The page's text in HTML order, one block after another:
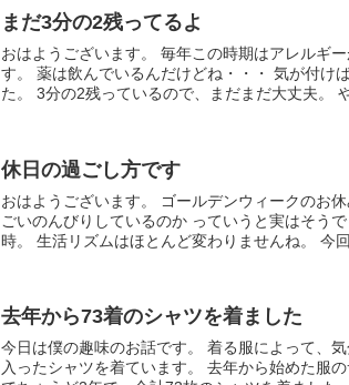
まだ3分の2残ってるよ
おはようございます。 毎年この時期はアレルギ
す。 薬は飲んでいるんだけどね・・・ 気が付け
た。 3分の2残っているので、まだまだ大丈夫。
休日の過ごし方です
おはようございます。 ゴールデンウィークのお
ごいのんびりしているのか っていうと実はそう
時。 生活リズムはほとんど変わりませんね。 今
去年から73着のシャツを着ました
今日は僕の趣味のお話です。 着る服によって、
入ったシャツを着ています。 去年から始めた服